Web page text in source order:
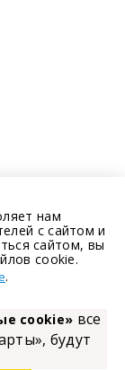
нам
с сайтом и
сайтом, вы
cookie.
.
cookie» все
будут